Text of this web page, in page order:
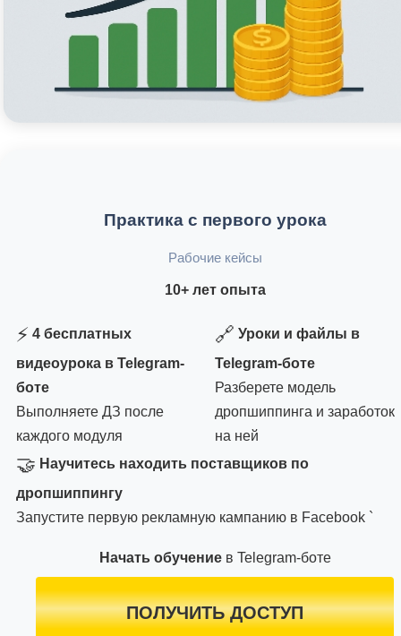
Практика с первого урока
Рабочие кейсы
10+ лет опыта
⚡ 4 бесплатных
видеоурока в Telegram-
боте
Выполняете ДЗ после
каждого модуля
🔗 Уроки и файлы в
Telegram-боте
Разберете модель
дропшиппинга и заработок
на ней
🤝 Научитесь находить поставщиков по
дропшиппингу
Запустите первую рекламную кампанию в Facebook `
Начать обучениев Telegram-боте
ПОЛУЧИТЬ ДОСТУП